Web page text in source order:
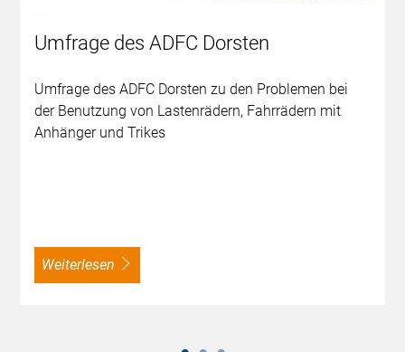
Umfrage des ADFC Dorsten
Umfrage des ADFC Dorsten zu den Problemen bei
der Benutzung von Lastenrädern, Fahrrädern mit
Anhänger und Trikes
weiterlesen